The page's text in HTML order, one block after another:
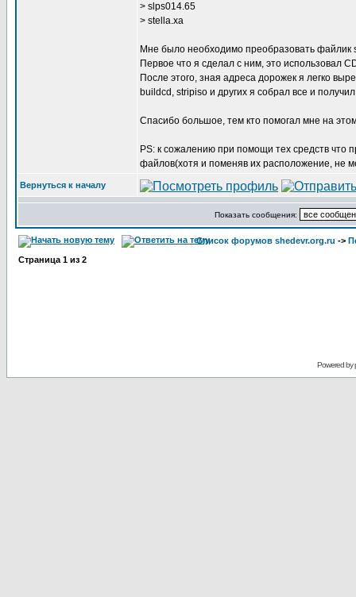
> slps014.65
> stella.xa
Мне было необходимо преобразовать файлик
Первое что я сделал с ним, это использовал
После этого, зная адреса дорожек я легко
buildcd, stripiso и других я собрал все и
Спасибо большое, тем кто помогал мне на
PS: к сожалению при помощи тех средств что
файлов(хотя и поменяв их расположение, не
Вернуться к началу
Показать сообщения:
Список форумов shedevr.org.ru ->
Страница 1 из 2
Powered by